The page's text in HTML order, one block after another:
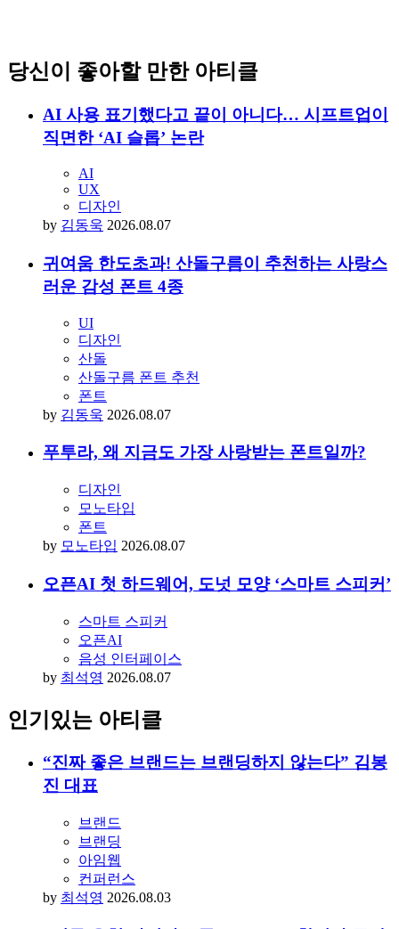
당신이 좋아할 만한 아티클
AI 사용 표기했다고 끝이 아니다… 시프트업이
직면한 ‘AI 슬롭’ 논란
AI
UX
디자인
by 김동욱 2026.08.07
귀여움 한도초과! 산돌구름이 추천하는 사랑스
러운 감성 폰트 4종
UI
디자인
산돌
산돌구름 폰트 추천
폰트
by 김동욱 2026.08.07
푸투라, 왜 지금도 가장 사랑받는 폰트일까?
디자인
모노타입
폰트
by 모노타입 2026.08.07
오픈AI 첫 하드웨어, 도넛 모양 ‘스마트 스피커’
스마트 스피커
오픈AI
음성 인터페이스
by 최석영 2026.08.07
인기있는 아티클
“진짜 좋은 브랜드는 브랜딩하지 않는다” 김봉
진 대표
브랜드
브랜딩
아임웹
컨퍼런스
by 최석영 2026.08.03